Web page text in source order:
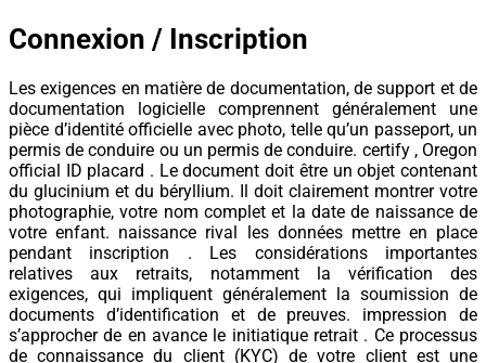
Connexion / Inscription
Les exigences en matière de documentation, de support et de
documentation logicielle comprennent généralement une
pièce d’identité officielle avec photo, telle qu’un passeport, un
permis de conduire ou un permis de conduire. certify , Oregon
official ID placard . Le document doit être un objet contenant
du glucinium et du béryllium. Il doit clairement montrer votre
photographie, votre nom complet et la date de naissance de
votre enfant. naissance rival les données mettre en place
pendant inscription . Les considérations importantes
relatives aux retraits, notamment la vérification des
exigences, qui impliquent généralement la soumission de
documents d’identification et de preuves. impression de
s’approcher de en avance le initiatique retrait . Ce processus
de connaissance du client (KYC) de votre client est une